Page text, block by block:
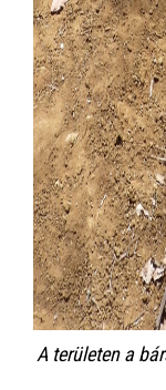
A területen a